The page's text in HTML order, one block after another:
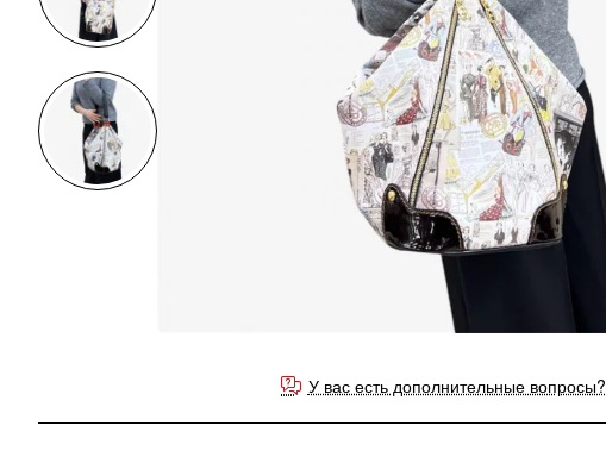
У вас есть дополнительные вопросы?